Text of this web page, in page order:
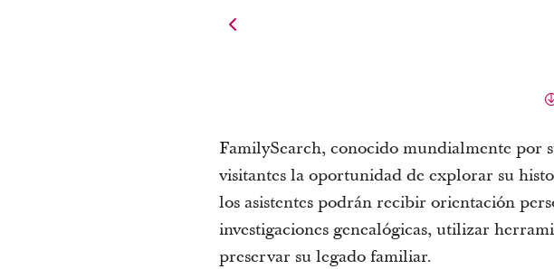
FamilySearch, conocido mundialmente por
visitantes la oportunidad de explorar su
los asistentes podrán recibir orientación
investigaciones genealógicas, utilizar
preservar su legado familiar.